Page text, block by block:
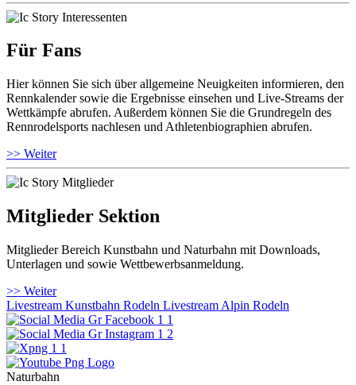
Für Fans
Hier können Sie sich über allgemeine Neuigkeiten informieren, den
Rennkalender sowie die Ergebnisse einsehen und Live-Streams der
Wettkämpfe abrufen. Außerdem können Sie die Grundregeln des
Rennrodelsports nachlesen und Athletenbiographien abrufen.
>> Weiter
Mitglieder Sektion
Mitglieder Bereich Kunstbahn und Naturbahn mit Downloads,
Unterlagen und sowie Wettbewerbsanmeldung.
>> Weiter
Livestream Kunstbahn Rodeln Livestream Alpin Rodeln
Naturbahn